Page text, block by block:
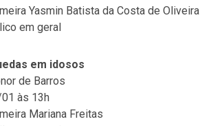
Yasmin Batista da Costa de Oliveira
em geral
em idosos
de Barros
às 13h
Mariana Freitas